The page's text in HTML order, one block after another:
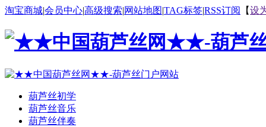
淘宝商城|会员中心|高级搜索|网站地图|TAG标签|RSS订阅 【设
葫芦丝初学
葫芦丝音乐
葫芦丝伴奏